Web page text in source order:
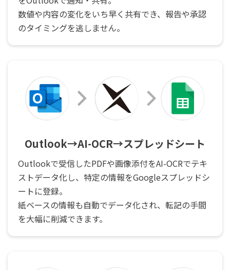
数値や内容の変化をいち早く共有でき、報告や承認
のタイミングを逃しません。
Outlook→AI-OCR→スプレッドシート
Outlookで受信したPDFや画像添付をAI-OCRでテキ
ストデータ化し、特定の情報をGoogleスプレッドシ
ートに登録。
紙ベースの情報も自動でデータ化され、転記の手間
を大幅に削減できます。